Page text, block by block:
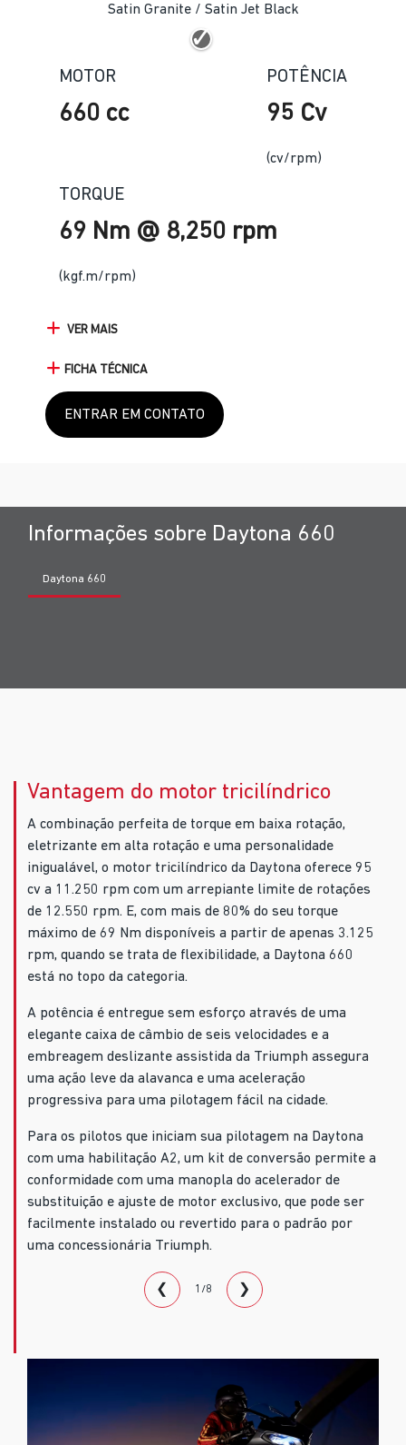
Satin Granite / Satin Jet Black
MOTOR
660 cc
POTÊNCIA
95 Cv
(cv/rpm)
TORQUE
69 Nm @ 8,250 rpm
(kgf.m/rpm)
VER MAIS
FICHA TÉCNICA
ENTRAR EM CONTATO
Informações sobre Daytona 660
Daytona 660
Vantagem do motor tricilíndrico
A combinação perfeita de torque em baixa rotação,
eletrizante em alta rotação e uma personalidade
inigualável, o motor tricilíndrico da Daytona oferece 95
cv a 11.250 rpm com um arrepiante limite de rotações
de 12.550 rpm. E, com mais de 80% do seu torque
máximo de 69 Nm disponíveis a partir de apenas 3.125
rpm, quando se trata de flexibilidade, a Daytona 660
está no topo da categoria.
A potência é entregue sem esforço através de uma
elegante caixa de câmbio de seis velocidades e a
embreagem deslizante assistida da Triumph assegura
uma ação leve da alavanca e uma aceleração
progressiva para uma pilotagem fácil na cidade.
Para os pilotos que iniciam sua pilotagem na Daytona
com uma habilitação A2, um kit de conversão permite a
conformidade com uma manopla do acelerador de
substituição e ajuste de motor exclusivo, que pode ser
facilmente instalado ou revertido para o padrão por
uma concessionária Triumph.
❮ 1/8 ❯